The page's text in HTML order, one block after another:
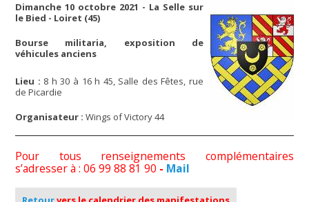
Dimanche 10 octobre 2021 - La Selle sur
le Bied - Loiret (45)
Bourse militaria, exposition de
véhicules anciens
Lieu : 8 h 30 à 16 h 45, Salle des Fêtes, rue
de Picardie
Organisateur : Wings of Victory 44
Pour tous renseignements complémentaires
s’adresser à : 06 99 88 81 90 - Mail